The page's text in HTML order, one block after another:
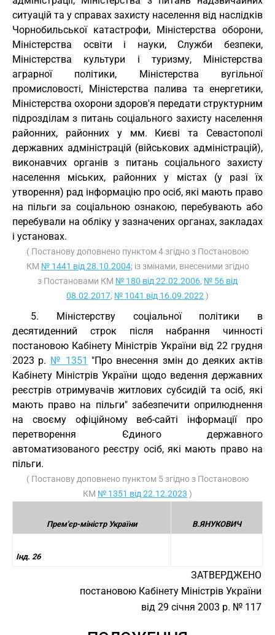
ситуацій та у справах захисту населення від наслідків
Чорнобильської катастрофи, Міністерства оборони,
Міністерства освіти і науки, Служби безпеки,
Міністерства культури і туризму, Міністерства
аграрної політики, Міністерства вугільної
промисловості, Міністерства палива та енергетики,
Міністерства охорони здоров'я передати структурним
підрозділам з питань соціального захисту населення
районних, районних у мм. Києві та Севастополі
державних адміністрацій (військових адміністрацій),
виконавчих органів з питань соціального захисту
населення міських, районних у містах (у разі їх
утворення) рад інформацію про осіб, які мають право
на пільги за соціальною ознакою, перебувають або
перебували на обліку у зазначених органах, закладах
і установах.
( Постанову доповнено пунктом 4 згідно з Постановою
КМ № 1441 від 28.10.2004; із змінами, внесеними згідно
з Постановами КМ № 180 від 22.02.2006, № 56 від
08.02.2017, № 1041 від 16.09.2022 )
5. Міністерству соціальної політики в
десятиденний строк після набрання чинності
постановою Кабінету Міністрів України від 22 грудня
2023 р. № 1351 "Про внесення змін до деяких актів
Кабінету Міністрів України щодо ведення державних
реєстрів отримувачів житлових субсидій та осіб, які
мають право на пільги" забезпечити оприлюднення
на своєму офіційному веб-сайті інформації про
перетворення Єдиного державного
автоматизованого реєстру осіб, які мають право на
пільги.
( Постанову доповнено пунктом 5 згідно з Постановою
КМ № 1351 від 22.12.2023 )
Прем'єр-міністр України В.ЯНУКОВИЧ
Інд. 26
ЗАТВЕРДЖЕНО
постановою Кабінету Міністрів України
від 29 січня 2003 р. № 117